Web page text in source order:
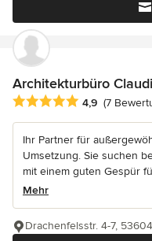
Architekturbüro
Durchschnittliche
4,9 (7
Ihr Partner für
Umsetzung. Sie suchen
mit einem guten Gespür
Mehr
Drachenfelsstr. 4-7,